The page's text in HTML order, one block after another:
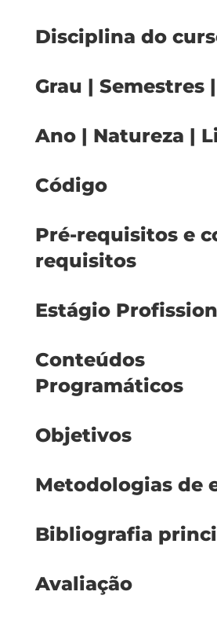
Disciplina do
Grau | Semestres |
Ano | Natureza |
Código
Pré-requisitos e
requisitos
Estágio
Conteúdos
Programáticos
Objetivos
Metodologias de
Bibliografia
Avaliação